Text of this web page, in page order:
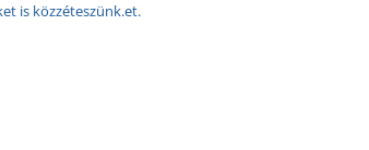
is közzéteszünk.et.